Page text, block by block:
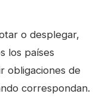
o desplegar,
los países
obligaciones de
correspondan.